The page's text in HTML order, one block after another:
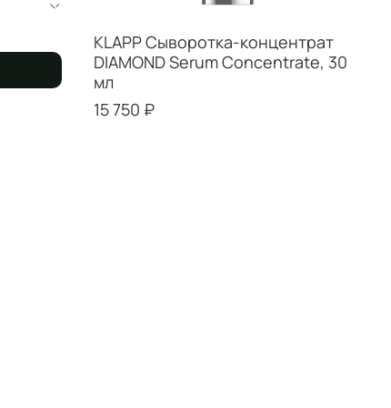
KLAPP Сыворотка-концентрат
DIAMOND Serum Concentrate, 30
мл
15 750 ₽